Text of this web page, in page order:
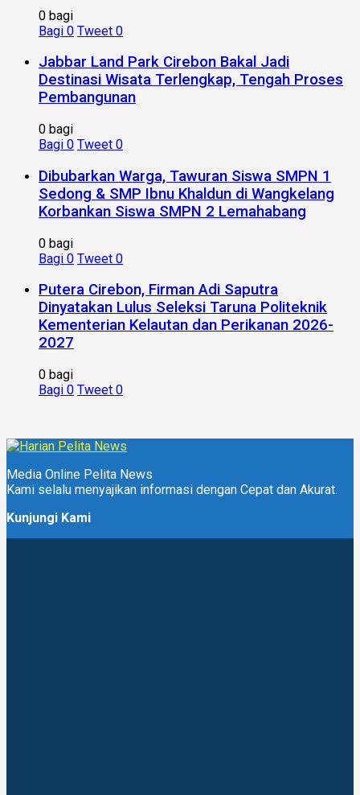
0 bagi
Bagi 0 Tweet 0
Jabbar Land Park Cirebon Bakal Jadi
Destinasi Wisata Terlengkap, Tengah Proses
Pembangunan
0 bagi
Bagi 0 Tweet 0
Dibubarkan Warga, Tawuran Siswa SMPN 1
Sedong & SMP Ibnu Khaldun di Wangkelang
Korbankan Siswa SMPN 2 Lemahabang
0 bagi
Bagi 0 Tweet 0
Putera Cirebon, Firman Adi Saputra
Dinyatakan Lulus Seleksi Taruna Politeknik
Kementerian Kelautan dan Perikanan 2026-
2027
0 bagi
Bagi 0 Tweet 0
Media Online Pelita News
Kami selalu menyajikan informasi dengan Cepat dan Akurat.
Kunjungi Kami